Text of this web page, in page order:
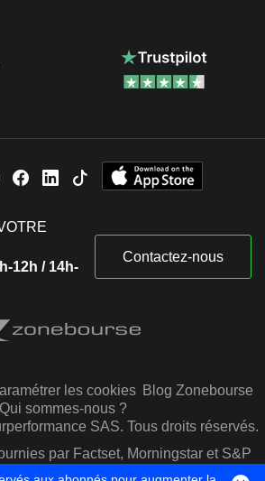
12h / 14h-
Contactez-nous
les cookies Blog Zonebourse
Qui sommes-nous ?
SAS. Tous droits réservés.
par Factset, Morningstar et S&P
Capital IQ